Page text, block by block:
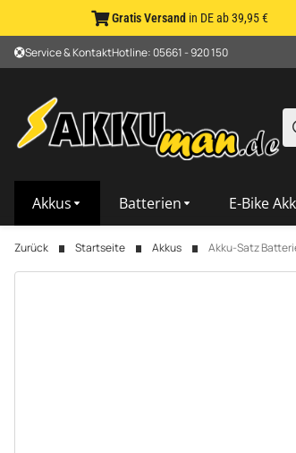
Gratis Versand in DE ab 39,95 €
Service & KontaktHotline: 05661 - 920 150
Akkus Batterien E-Bike
Zurück Startseite Akkus Akku-Satz